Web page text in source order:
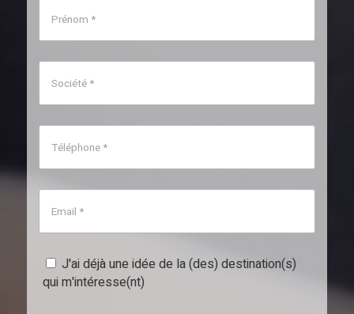
J'ai déjà une idée de la (des) destination(s)
qui m'intéresse(nt)